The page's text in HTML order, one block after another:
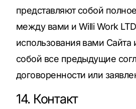
представляют собой
между вами и Willi Work
использования вами Сайта
собой все предыдущие
договоренности или
14. Контакт